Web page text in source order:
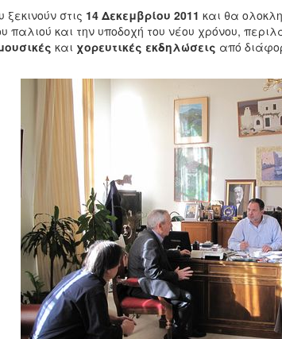
στις 14 Δεκεμβρίου 2011 και θα
παλιού και την υποδοχή του νέου χρόνου,
και χορευτικές εκδηλώσεις από